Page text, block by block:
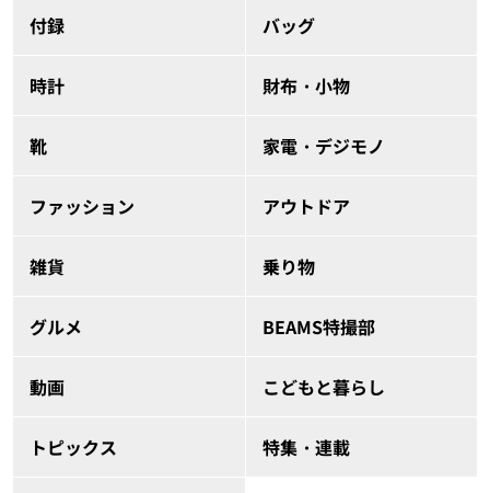
付録 バッグ
時計 財布・小物
靴 家電・デジモノ
ファッション アウトドア
雑貨 乗り物
グルメ BEAMS特撮部
動画 こどもと暮らし
トピックス 特集・連載